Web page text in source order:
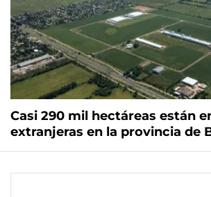
Casi 290 mil hectáreas están
extranjeras en la provincia de